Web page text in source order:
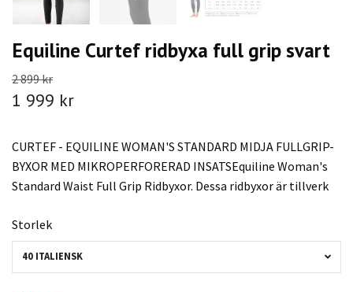
Equiline Curtef ridbyxa full grip svart
2 899 kr
1 999 kr
CURTEF - EQUILINE WOMAN'S STANDARD MIDJA FULLGRIP-
BYXOR MED MIKROPERFORERAD INSATSEquiline Woman's
Standard Waist Full Grip Ridbyxor. Dessa ridbyxor är tillverk
Storlek
40 ITALIENSK